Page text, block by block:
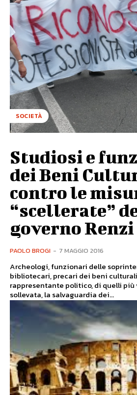
SOCIETÀ
Studiosi e
dei Beni
contro le
“scellerate”
governo Renzi
PAOLO BROGI - 7 MAGGIO 2016
Archeologi, funzionari delle
bibliotecari, precari dei beni
rappresentante politico, di quelli
sollevata, la salvaguardia dei...